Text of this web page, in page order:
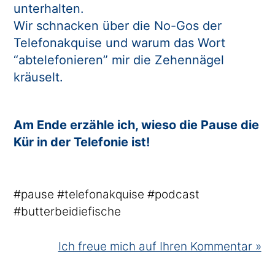
unterhalten.
Wir schnacken über die No-Gos der
Telefonakquise und warum das Wort
“abtelefonieren” mir die Zehennägel
kräuselt.
Am Ende erzähle ich, wieso die Pause die
Kür in der Telefonie ist!
#pause #telefonakquise #podcast
#butterbeidiefische
Ich freue mich auf Ihren Kommentar »